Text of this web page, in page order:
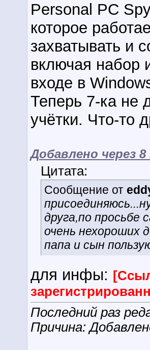
Personal PC
которое
захватывать и
включая набор
входе в
Теперь 7-ка не
учётки. Что-то
Добавлено через
Цитата:
Сообщение от
друга,по просьбе
очень нехороших
папа и сын
для инфы:
Последний раз
Причина: